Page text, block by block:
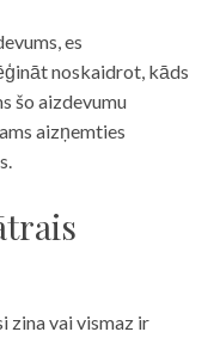
es
noskaidrot, kāds
šo aizdevumu
aizņemties
zina vai vismaz ir